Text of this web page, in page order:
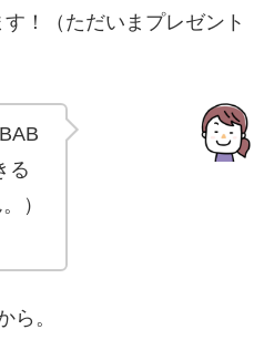
！（ただいまプレゼント
る
）
ら。